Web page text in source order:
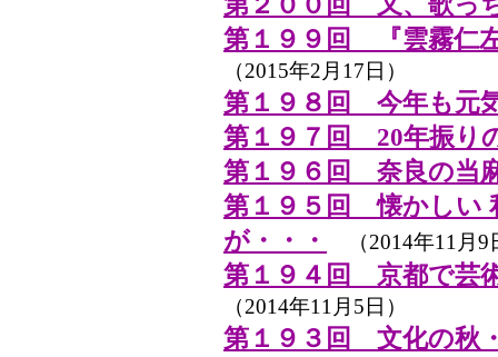
第１９９回 『雲霧仁
（2015年2月17日）
第１９８回 今年も元
第１９７回 20年振り
第１９６回 奈良の当
第１９５回 懐かしい
が・・・
（2014年11月9
第１９４回 京都で芸
（2014年11月5日）
第１９３回 文化の秋